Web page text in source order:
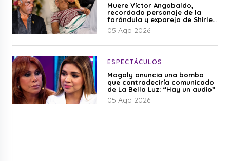
Muere Víctor Angobaldo,
recordado personaje de la
farándula y expareja de Shirley
Cherres
05 Ago 2026
ESPECTÁCULOS
Magaly anuncia una bomba
que contradeciría comunicado
de La Bella Luz: “Hay un audio”
05 Ago 2026